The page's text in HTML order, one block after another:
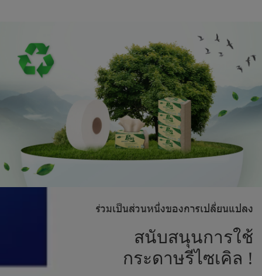
ร่วมเป็นส่วนหนึ่งของการเปลี่ยนแปลง
สนับสนุนการใช้
กระดาษรีไซเคิล !